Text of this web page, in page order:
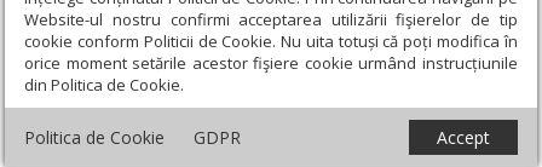
Website-ul nostru confirmi acceptarea utilizării fişierelor de tip
cookie conform Politicii de Cookie. Nu uita totuși că poți modifica în
orice moment setările acestor fişiere cookie urmând instrucțiunile
din Politica de Cookie.
Politica de Cookie GDPR Accept
închisoare pentru atentatorii de la Madrid
40.000 de ani de închisoare pentru
atentatorii de la Madrid
Data: 01 Noiembrie 2007